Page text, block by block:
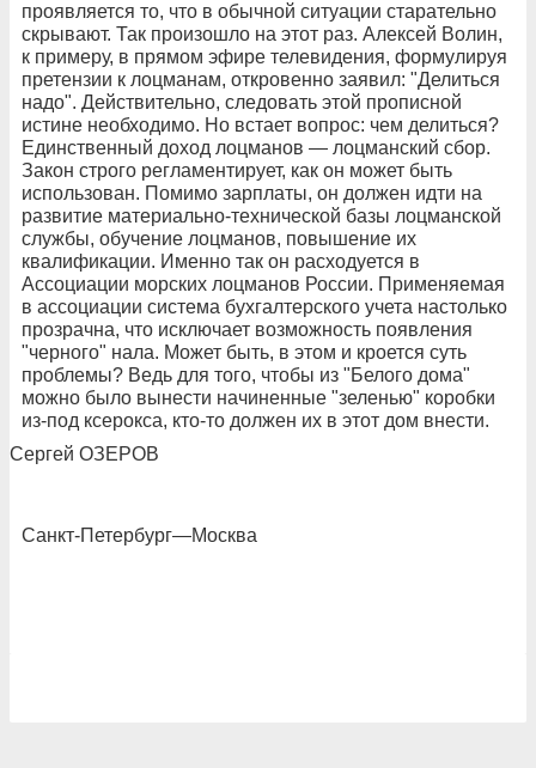
проявляется то, что в обычной ситуации старательно
скрывают. Так произошло на этот раз. Алексей Волин,
к примеру, в прямом эфире телевидения, формулируя
претензии к лоцманам, откровенно заявил: "Делиться
надо". Действительно, следовать этой прописной
истине необходимо. Но встает вопрос: чем делиться?
Единственный доход лоцманов — лоцманский сбор.
Закон строго регламентирует, как он может быть
использован. Помимо зарплаты, он должен идти на
развитие материально-технической базы лоцманской
службы, обучение лоцманов, повышение их
квалификации. Именно так он расходуется в
Ассоциации морских лоцманов России. Применяемая
в ассоциации система бухгалтерского учета настолько
прозрачна, что исключает возможность появления
"черного" нала. Может быть, в этом и кроется суть
проблемы? Ведь для того, чтобы из "Белого дома"
можно было вынести начиненные "зеленью" коробки
из-под ксерокса, кто-то должен их в этот дом внести.
Сергей ОЗЕРОВ
Санкт-Петербург—Москва